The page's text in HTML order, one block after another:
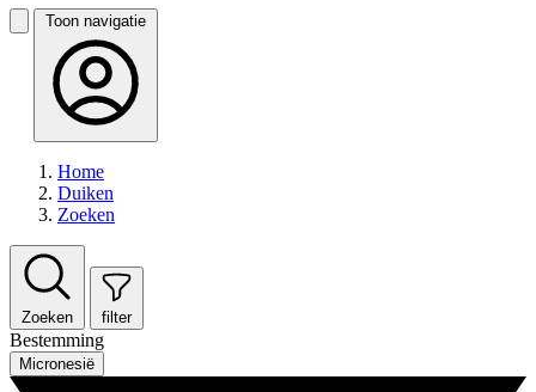
Toon navigatie
Home
Duiken
Zoeken
Zoeken filter
Bestemming
Micronesië